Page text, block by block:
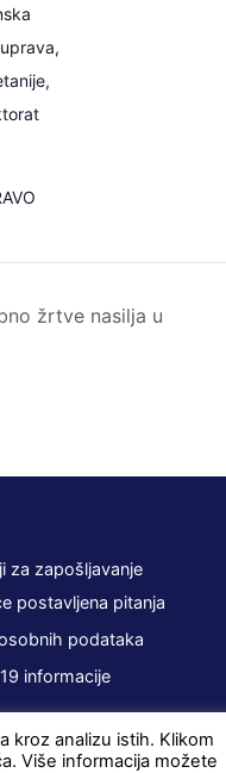
žrtve nasilja u
za zapošljavanje
postavljena pitanja
podataka
informacije
kroz analizu istih. Klikom
Više informacija možete